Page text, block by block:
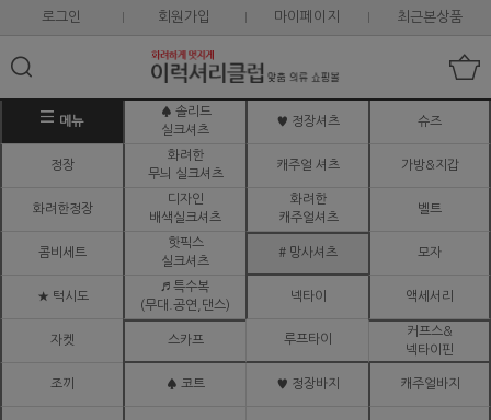
로그인 회원가입 마이페이지 최근본상품
메뉴
♠ 솔리드
실크셔츠
♥ 정장셔츠 슈즈
정장
화려한
무늬 실크셔츠
캐주얼 셔츠 가방&지갑
화려한정장
디자인
배색실크셔츠
화려한
캐주얼셔츠
벨트
콤비세트
핫픽스
실크셔츠
# 망사셔츠 모자
★ 턱시도
♬ 특수복
(무대.공연,댄스)
넥타이 액세서리
자켓 스카프 루프타이
커프스&
넥타이핀
조끼 ♠ 코트 ♥ 정장바지 캐주얼바지